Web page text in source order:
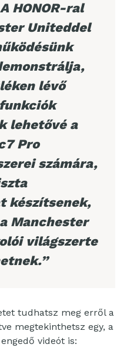
HONOR-ral
Uniteddel
lévő
lehetővé a
Pro
számára,
készítsenek,
Manchester
világszerte
tudhatsz meg erről a
megtekinthetsz egy, a
videót is: